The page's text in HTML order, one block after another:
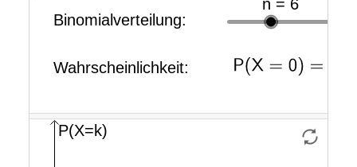
Balken
equals
open
parenthesis
equals
parenthesis
equals
VerteilungX
Fehlerbeschreibung*